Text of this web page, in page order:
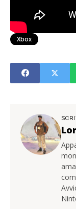
Xbox